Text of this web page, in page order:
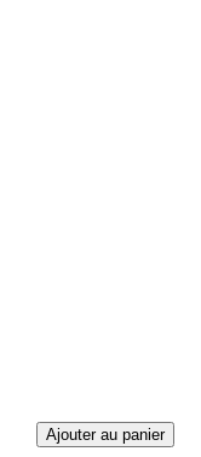
Ajouter au panier